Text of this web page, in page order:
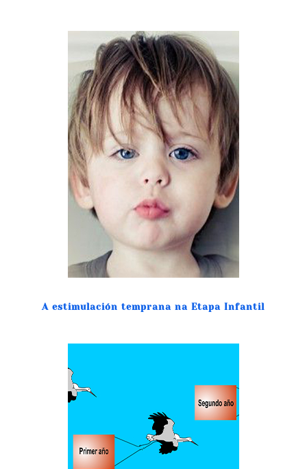
A estimulación temprana na Etapa Infantil